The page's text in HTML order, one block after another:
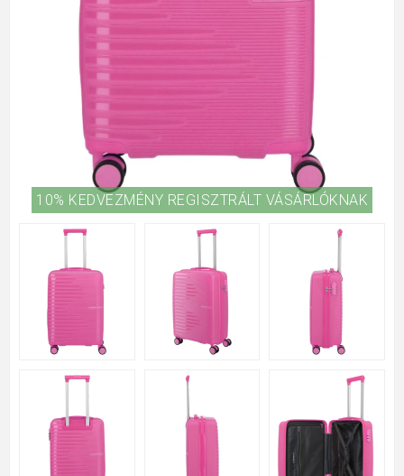
10% KEDVEZMÉNY REGISZTRÁLT VÁSÁRLÓKNAK